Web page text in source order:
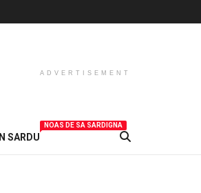
ADVERTISEMENT
IN SARDU
NOAS DE SA SARDIGNA